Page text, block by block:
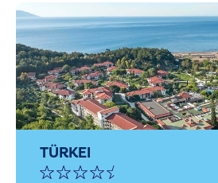
TÜRKEI